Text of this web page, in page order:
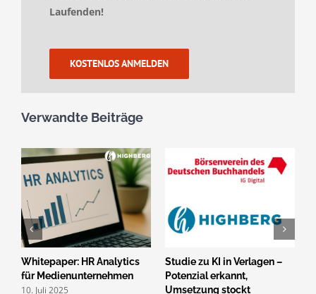
Laufenden!
KOSTENLOS ANMELDEN
Verwandte Beiträge
Whitepaper: HR Analytics
für Medienunternehmen
10. Juli 2025
Studie zu KI in Verlagen –
Potenzial erkannt,
Umsetzung stockt